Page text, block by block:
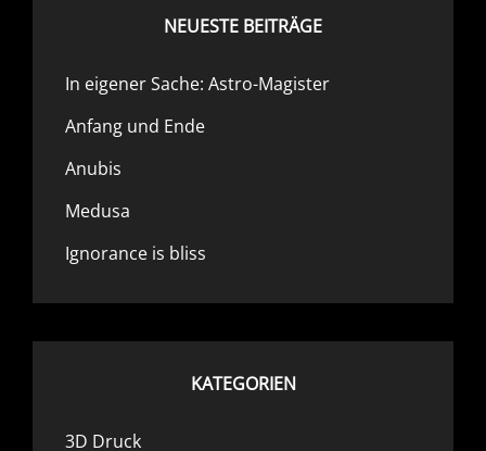
NEUESTE BEITRÄGE
In eigener Sache: Astro-Magister
Anfang und Ende
Anubis
Medusa
Ignorance is bliss
KATEGORIEN
3D Druck